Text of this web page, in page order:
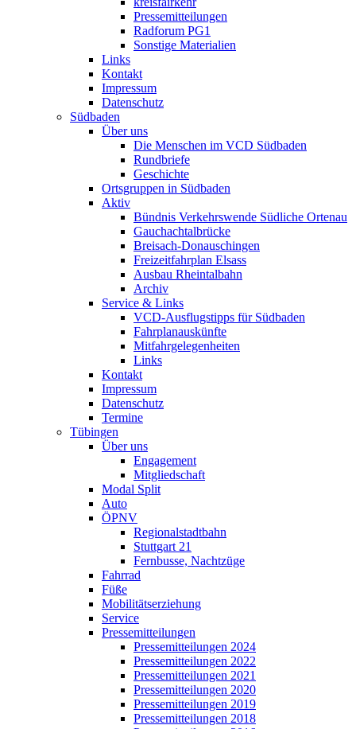
Pressemitteilungen
Radforum PG1
Sonstige Materialien
Links
Kontakt
Impressum
Datenschutz
Südbaden
Über uns
Die Menschen im VCD Südbaden
Rundbriefe
Geschichte
Ortsgruppen in Südbaden
Aktiv
Bündnis Verkehrswende Südliche Ortenau
Gauchachtalbrücke
Breisach-Donauschingen
Freizeitfahrplan Elsass
Ausbau Rheintalbahn
Archiv
Service & Links
VCD-Ausflugstipps für Südbaden
Fahrplanauskünfte
Mitfahrgelegenheiten
Links
Kontakt
Impressum
Datenschutz
Termine
Tübingen
Über uns
Engagement
Mitgliedschaft
Modal Split
Auto
ÖPNV
Regionalstadtbahn
Stuttgart 21
Fernbusse, Nachtzüge
Fahrrad
Füße
Mobilitätserziehung
Service
Pressemitteilungen
Pressemitteilungen 2024
Pressemitteilungen 2022
Pressemitteilungen 2021
Pressemitteilungen 2020
Pressemitteilungen 2019
Pressemitteilungen 2018